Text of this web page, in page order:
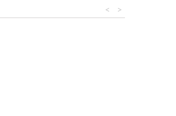
>
<